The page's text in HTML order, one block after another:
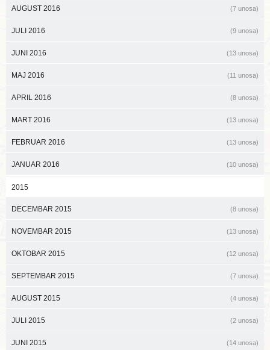
AUGUST 2016 (7 unosa)
JULI 2016 (9 unosa)
JUNI 2016 (13 unosa)
MAJ 2016 (11 unosa)
APRIL 2016 (8 unosa)
MART 2016 (13 unosa)
FEBRUAR 2016 (13 unosa)
JANUAR 2016 (10 unosa)
2015
DECEMBAR 2015 (8 unosa)
NOVEMBAR 2015 (13 unosa)
OKTOBAR 2015 (12 unosa)
SEPTEMBAR 2015 (7 unosa)
AUGUST 2015 (4 unosa)
JULI 2015 (2 unosa)
JUNI 2015 (14 unosa)